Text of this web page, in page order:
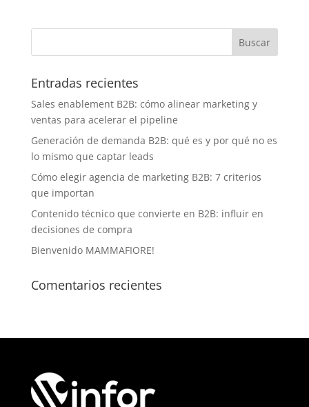
Entradas recientes
Sales enablement B2B: cómo alinear marketing y
ventas para acelerar el pipeline
Generación de demanda B2B: qué es y por qué no es
lo mismo que captar leads
Cómo elegir agencia de marketing B2B: 7 criterios
que importan
Contenido técnico que convierte en B2B: influir en
decisiones de compra
Bienvenido MAMMAFIORE!
Comentarios recientes